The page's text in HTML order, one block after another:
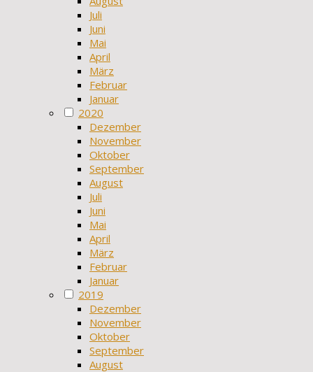
Juli
Juni
Mai
April
März
Februar
Januar
2020
Dezember
November
Oktober
September
August
Juli
Juni
Mai
April
März
Februar
Januar
2019
Dezember
November
Oktober
September
August